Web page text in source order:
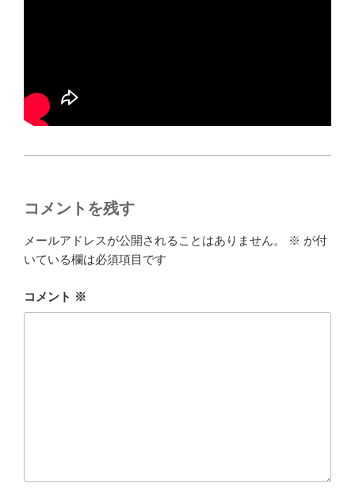
コメントを残す
メールアドレスが公開されることはありません。 ※ が付
いている欄は必須項目です
コメント ※